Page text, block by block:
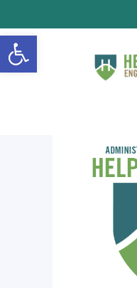
Ouvrir la barre d’outils